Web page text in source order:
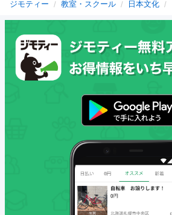
ジモティー 教室・スクール 日本文化